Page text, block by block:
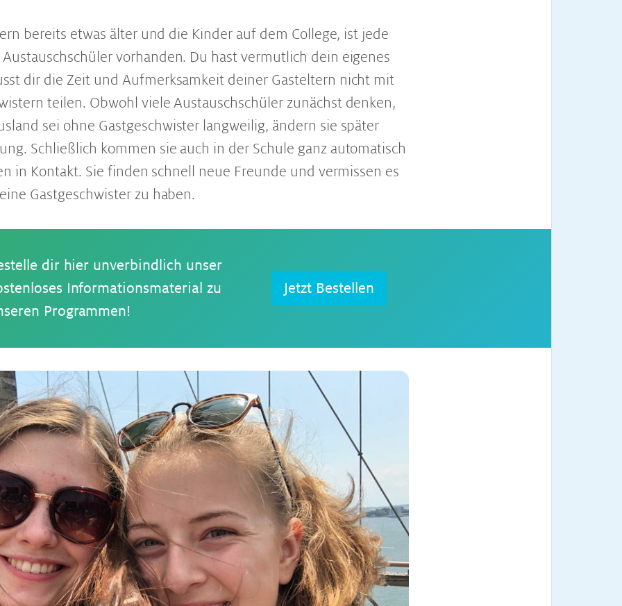
bereits etwas älter und die Kinder auf dem College, ist jede
vorhanden. Du hast vermutlich dein eigenes
dir die Zeit und Aufmerksamkeit deiner Gasteltern nicht mit
teilen. Obwohl viele Austauschschüler zunächst denken,
sei ohne Gastgeschwister langweilig, ändern sie später
Schließlich kommen sie auch in der Schule ganz automatisch
in Kontakt. Sie finden schnell neue Freunde und vermissen es
Gastgeschwister zu haben.
dir hier unverbindlich unser
Informationsmaterial zu
Programmen!
Jetzt Bestellen